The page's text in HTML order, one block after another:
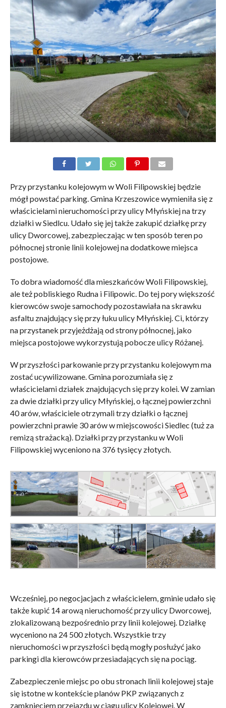
Przy przystanku kolejowym w Woli Filipowskiej będzie
mógł powstać parking. Gmina Krzeszowice wymieniła się z
właścicielami nieruchomości przy ulicy Młyńskiej na trzy
działki w Siedlcu. Udało się jej także zakupić działkę przy
ulicy Dworcowej, zabezpieczając w ten sposób teren po
północnej stronie linii kolejowej na dodatkowe miejsca
postojowe.
To dobra wiadomość dla mieszkańców Woli Filipowskiej,
ale też pobliskiego Rudna i Filipowic. Do tej pory większość
kierowców swoje samochody pozostawiała na skrawku
asfaltu znajdujący się przy łuku ulicy Młyńskiej. Ci, którzy
na przystanek przyjeżdżają od strony północnej, jako
miejsca postojowe wykorzystują pobocze ulicy Różanej.
W przyszłości parkowanie przy przystanku kolejowym ma
zostać ucywilizowane. Gmina porozumiała się z
właścicielami działek znajdujących się przy kolei. W zamian
za dwie działki przy ulicy Młyńskiej, o łącznej powierzchni
40 arów, właściciele otrzymali trzy działki o łącznej
powierzchni prawie 30 arów w miejscowości Siedlec (tuż za
remizą strażacką). Działki przy przystanku w Woli
Filipowskiej wyceniono na 376 tysięcy złotych.
Wcześniej, po negocjacjach z właścicielem, gminie udało się
także kupić 14 arową nieruchomość przy ulicy Dworcowej,
zlokalizowaną bezpośrednio przy linii kolejowej. Działkę
wyceniono na 24 500 złotych. Wszystkie trzy
nieruchomości w przyszłości będą mogły posłużyć jako
parkingi dla kierowców przesiadających się na pociąg.
Zabezpieczenie miejsc po obu stronach linii kolejowej staje
się istotne w kontekście planów PKP związanych z
zamknięciem przejazdu w ciągu ulicy Kolejowej. W